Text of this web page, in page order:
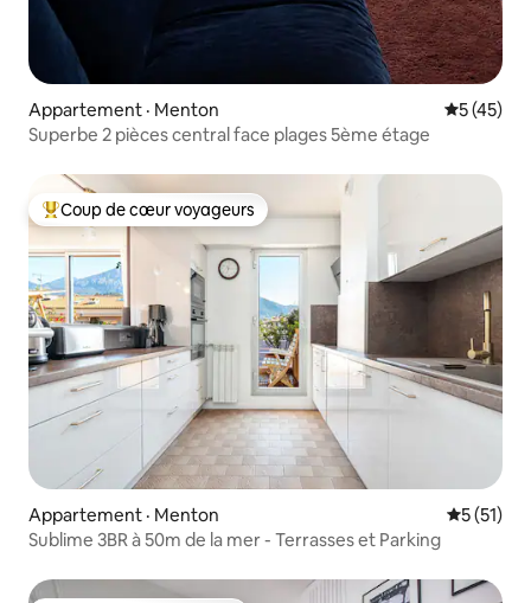
Appartement · Menton Note
5 (45)
Superbe 2 pièces central face plages 5ème étage
Coup de cœur voyageurs parmi les plus aimés
Coup de cœur voyageurs
Appartement · Menton Note
5 (51)
Sublime 3BR à 50m de la mer - Terrasses et Parking